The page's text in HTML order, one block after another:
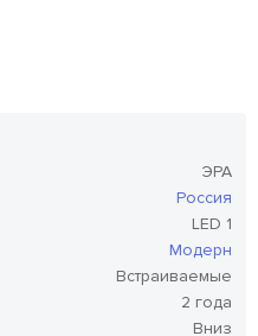
ЭРА
Россия
LED 1
Модерн
Встраиваемые
2 года
Вниз